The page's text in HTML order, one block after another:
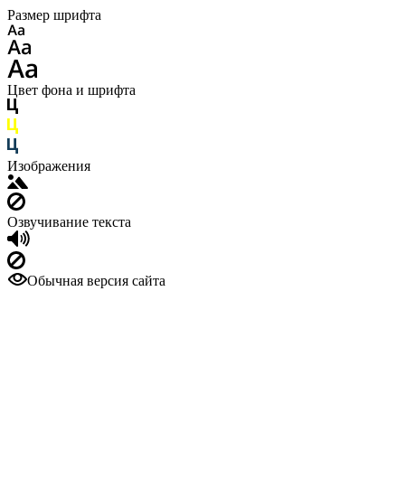
Размер шрифта
Цвет фона и шрифта
Изображения
Озвучивание текста
Обычная версия сайта